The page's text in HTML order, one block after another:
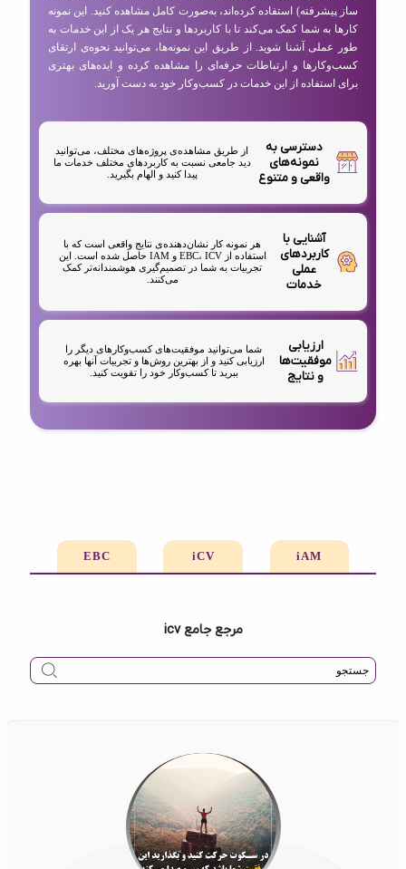
ساز پیشرفته) استفاده کرده‌اند، به‌صورت کامل مشاهده کنید. این نمونه
کارها به شما کمک می‌کند تا با کاربردها و نتایج هر یک از این خدمات به
طور عملی آشنا شوید. از طریق این نمونه‌ها، می‌توانید نحوه‌ی ارتقای
کسب‌وکارها و ارتباطات حرفه‌ای را مشاهده کرده و ایده‌های بهتری
برای استفاده از این خدمات در کسب‌وکار خود به دست آورید.
دسترسی به
نمونه‌های
واقعی و متنوع
از طریق مشاهده‌ی پروژه‌های مختلف، می‌توانید
دید جامعی نسبت به کاربردهای مختلف خدمات ما
پیدا کنید و الهام بگیرید.
آشنایی با
کاربردهای
عملی
خدمات
هر نمونه کار نشان‌دهنده‌ی نتایج واقعی است که با
استفاده از EBC، ICV و IAM حاصل شده است. این
تجربیات به شما در تصمیم‌گیری هوشمندانه‌تر کمک
می‌کنند.
ارزیابی
موفقیت‌ها
و نتایج
شما می‌توانید موفقیت‌های کسب‌وکارهای دیگر را
ارزیابی کنید و از بهترین روش‌ها و تجربیات آنها بهره
ببرید تا کسب‌وکار خود را تقویت کنید.
iAM
iCV
EBC
مرجع جامع icv